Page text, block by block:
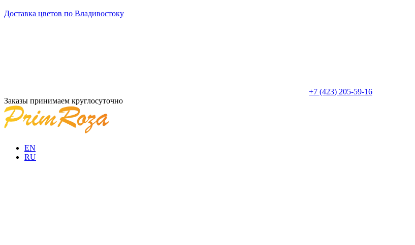
Доставка цветов по Владивостоку
+7 (423) 205-59-16
Заказы принимаем круглосуточно
EN
RU